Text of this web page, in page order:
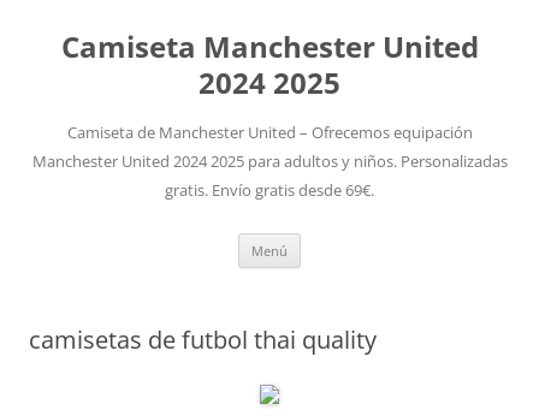
Camiseta Manchester United
2024 2025
Camiseta de Manchester United – Ofrecemos equipación
Manchester United 2024 2025 para adultos y niños. Personalizadas
gratis. Envío gratis desde 69€.
Menú
camisetas de futbol thai quality